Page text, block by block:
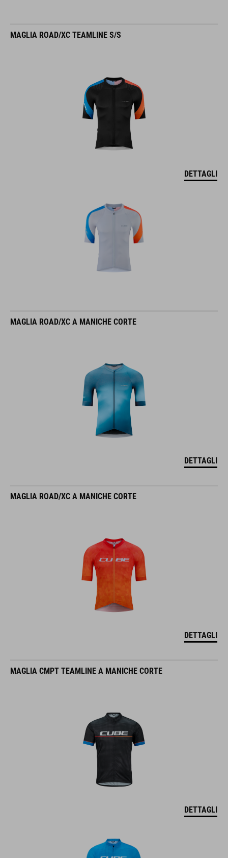
MAGLIA ROAD/XC TEAMLINE S/S
DETTAGLI
MAGLIA ROAD/XC A MANICHE CORTE
DETTAGLI
MAGLIA ROAD/XC A MANICHE CORTE
DETTAGLI
MAGLIA CMPT TEAMLINE A MANICHE CORTE
DETTAGLI